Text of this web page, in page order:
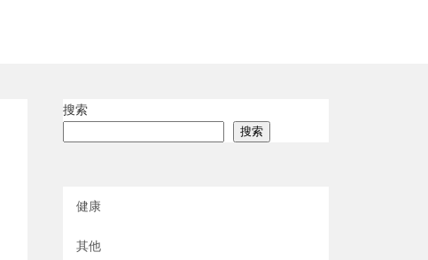
搜索
搜索
健康
其他